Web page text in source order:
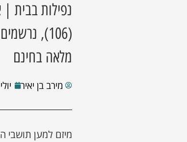
נפילות בבית |
(106),
מלאה בחינם
מירב בן יאיר יולי 9, 2026
מיזם למען תושבי